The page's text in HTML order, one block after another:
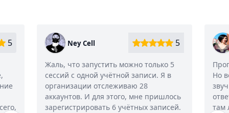
Ney Cell 5
Жаль, что запустить можно только 5
сессий с одной учётной записи. Я в
организации отслеживаю 28
аккаунтов. И для этого, мне пришлось
зарегистрировать 6 учётных записей.
Но
ответ
там